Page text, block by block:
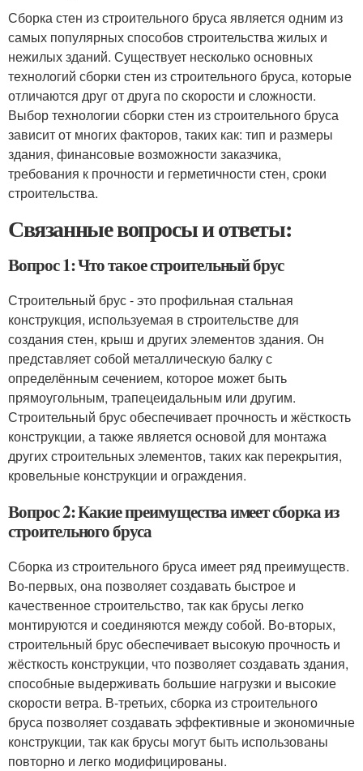
Сборка стен из строительного бруса является одним из
самых популярных способов строительства жилых и
нежилых зданий. Существует несколько основных
технологий сборки стен из строительного бруса, которые
отличаются друг от друга по скорости и сложности.
Выбор технологии сборки стен из строительного бруса
зависит от многих факторов, таких как: тип и размеры
здания, финансовые возможности заказчика,
требования к прочности и герметичности стен, сроки
строительства.
Связанные вопросы и ответы:
Вопрос 1: Что такое строительный брус
Строительный брус - это профильная стальная
конструкция, используемая в строительстве для
создания стен, крыш и других элементов здания. Он
представляет собой металлическую балку с
определённым сечением, которое может быть
прямоугольным, трапецеидальным или другим.
Строительный брус обеспечивает прочность и жёсткость
конструкции, а также является основой для монтажа
других строительных элементов, таких как перекрытия,
кровельные конструкции и ограждения.
Вопрос 2: Какие преимущества имеет сборка из
строительного бруса
Сборка из строительного бруса имеет ряд преимуществ.
Во-первых, она позволяет создавать быстрое и
качественное строительство, так как брусы легко
монтируются и соединяются между собой. Во-вторых,
строительный брус обеспечивает высокую прочность и
жёсткость конструкции, что позволяет создавать здания,
способные выдерживать большие нагрузки и высокие
скорости ветра. В-третьих, сборка из строительного
бруса позволяет создавать эффективные и экономичные
конструкции, так как брусы могут быть использованы
повторно и легко модифицированы.